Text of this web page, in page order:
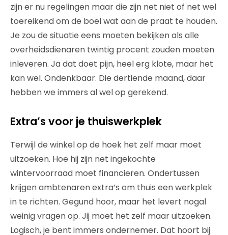
zijn er nu regelingen maar die zijn net niet of net wel
toereikend om de boel wat aan de praat te houden.
Je zou de situatie eens moeten bekijken als alle
overheidsdienaren twintig procent zouden moeten
inleveren. Ja dat doet pijn, heel erg klote, maar het
kan wel. Ondenkbaar. Die dertiende maand, daar
hebben we immers al wel op gerekend.
Extra’s voor je thuiswerkplek
Terwijl de winkel op de hoek het zelf maar moet
uitzoeken. Hoe hij zijn net ingekochte
wintervoorraad moet financieren. Ondertussen
krijgen ambtenaren extra’s om thuis een werkplek
in te richten. Gegund hoor, maar het levert nogal
weinig vragen op. Jij moet het zelf maar uitzoeken.
Logisch, je bent immers ondernemer. Dat hoort bij